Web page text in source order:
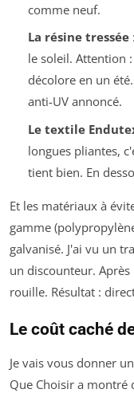
comme neuf.
La résine tressée
le soleil. Attention
décolore en un
anti-UV annoncé.
Le textile
longues pliantes,
tient bien. En
Et les matériaux à
gamme
galvanisé. J'ai vu un
un discounteur.
rouille. Résultat :
Le coût caché
Je vais vous donner
Que Choisir a montré